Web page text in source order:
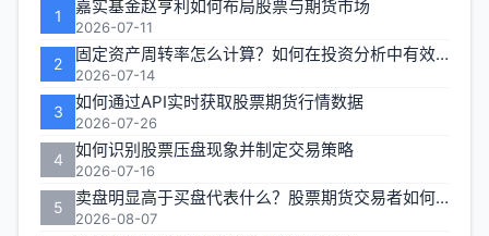
文
章
列
表
区
1 嘉实基金赵亨利如何布局股票与期货市场
2026-07-11
2 固定资产周转率怎么计算？如何在投资分析中有效运用？
2026-07-14
3 如何通过API实时获取股票期货行情数据
2026-07-26
4 如何识别股票压盘现象并制定交易策略
2026-07-16
5 卖盘明显高于买盘代表什么？股票期货交易者如何应对
2026-08-07